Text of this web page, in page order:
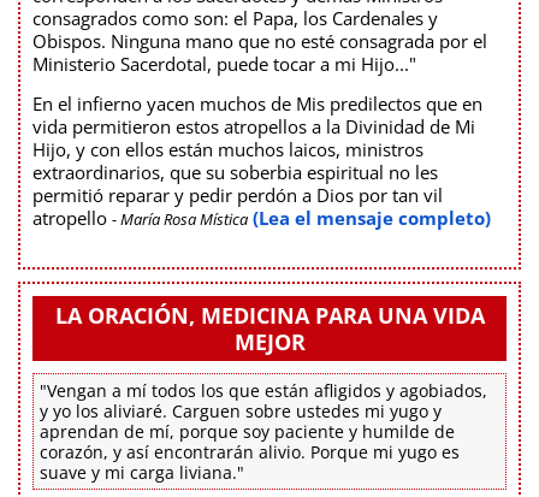
consagrados como son: el Papa, los Cardenales y
Obispos. Ninguna mano que no esté consagrada por el
Ministerio Sacerdotal, puede tocar a mi Hijo..."
En el infierno yacen muchos de Mis predilectos que en
vida permitieron estos atropellos a la Divinidad de Mi
Hijo, y con ellos están muchos laicos, ministros
extraordinarios, que su soberbia espiritual no les
permitió reparar y pedir perdón a Dios por tan vil
atropello - María Rosa Mística (Lea el mensaje completo)
LA ORACIÓN, MEDICINA PARA UNA VIDA
MEJOR
"Vengan a mí todos los que están afligidos y agobiados,
y yo los aliviaré. Carguen sobre ustedes mi yugo y
aprendan de mí, porque soy paciente y humilde de
corazón, y así encontrarán alivio. Porque mi yugo es
suave y mi carga liviana."